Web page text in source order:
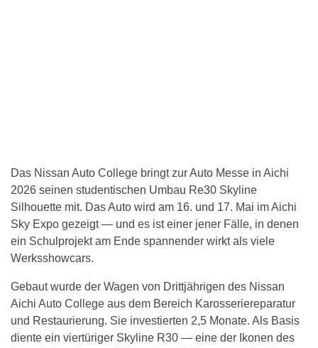
Das Nissan Auto College bringt zur Auto Messe in Aichi
2026 seinen studentischen Umbau Re30 Skyline
Silhouette mit. Das Auto wird am 16. und 17. Mai im Aichi
Sky Expo gezeigt — und es ist einer jener Fälle, in denen
ein Schulprojekt am Ende spannender wirkt als viele
Werksshowcars.
Gebaut wurde der Wagen von Drittjährigen des Nissan
Aichi Auto College aus dem Bereich Karosseriereparatur
und Restaurierung. Sie investierten 2,5 Monate. Als Basis
diente ein viertüriger Skyline R30 — eine der Ikonen des